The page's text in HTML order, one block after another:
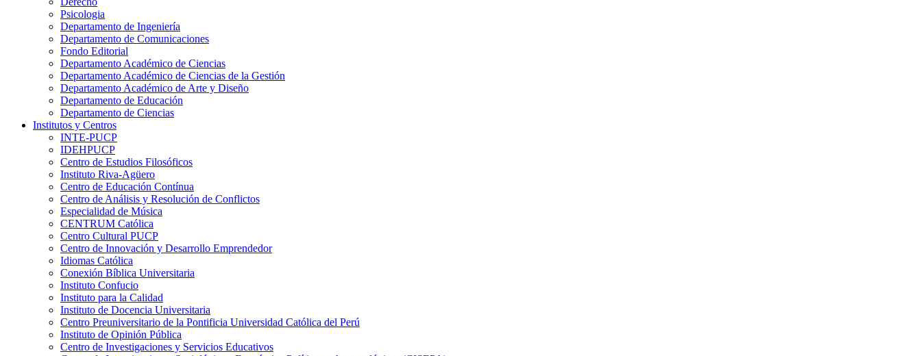
Psicologia
Departamento de Ingeniería
Departamento de Comunicaciones
Fondo Editorial
Departamento Académico de Ciencias
Departamento Académico de Ciencias de la Gestión
Departamento Académico de Arte y Diseño
Departamento de Educación
Departamento de Ciencias
Institutos y Centros
INTE-PUCP
IDEHPUCP
Centro de Estudios Filosóficos
Instituto Riva-Agüero
Centro de Educación Contínua
Centro de Análisis y Resolución de Conflictos
Especialidad de Música
CENTRUM Católica
Centro Cultural PUCP
Centro de Innovación y Desarrollo Emprendedor
Idiomas Católica
Conexión Bíblica Universitaria
Instituto Confucio
Instituto para la Calidad
Instituto de Docencia Universitaria
Centro Preuniversitario de la Pontificia Universidad Católica del Perú
Instituto de Opinión Pública
Centro de Investigaciones y Servicios Educativos